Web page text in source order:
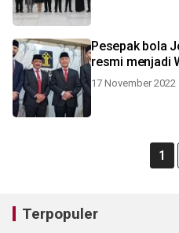
Pesepak bola
resmi menjadi
17 November 2022
1
Terpopuler